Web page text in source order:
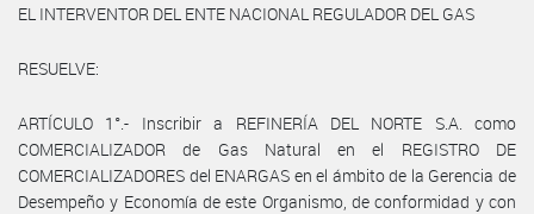
EL INTERVENTOR DEL ENTE NACIONAL REGULADOR DEL GAS
RESUELVE:
ARTÍCULO 1°.- Inscribir a REFINERÍA DEL NORTE S.A. como
COMERCIALIZADOR de Gas Natural en el REGISTRO DE
COMERCIALIZADORES del ENARGAS en el ámbito de la Gerencia de
Desempeño y Economía de este Organismo, de conformidad y con